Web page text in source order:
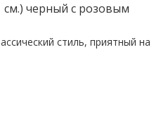
см.) черный с розовым
стиль, приятный на